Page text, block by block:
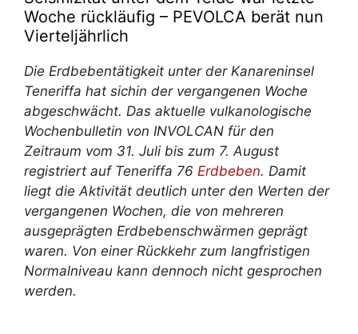
Woche rückläufig – PEVOLCA berät nun
Vierteljährlich
Die Erdbebentätigkeit unter der Kanareninsel
Teneriffa hat sichin der vergangenen Woche
abgeschwächt. Das aktuelle vulkanologische
Wochenbulletin von INVOLCAN für den
Zeitraum vom 31. Juli bis zum 7. August
registriert auf Teneriffa 76 Erdbeben. Damit
liegt die Aktivität deutlich unter den Werten der
vergangenen Wochen, die von mehreren
ausgeprägten Erdbebenschwärmen geprägt
waren. Von einer Rückkehr zum langfristigen
Normalniveau kann dennoch nicht gesprochen
werden.